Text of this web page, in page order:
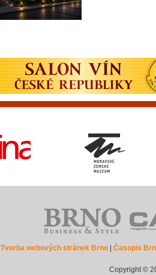
Tvorba webových stránek Brno| Časopis
Copyright ©